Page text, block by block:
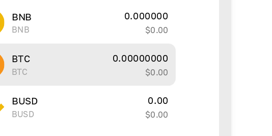
BNB
BNB
0.000000
$0.00
BTC
BTC
0.00000000
$0.00
BUSD
BUSD
0.00
$0.00